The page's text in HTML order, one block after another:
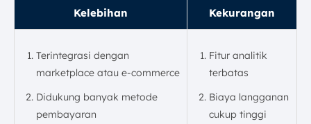
Kelebihan Kekurangan
Terintegrasi dengan
marketplace atau e-commerce
Didukung banyak metode
pembayaran
Fitur analitik
terbatas
Biaya langganan
cukup tinggi